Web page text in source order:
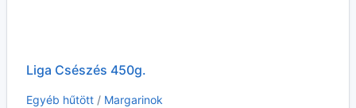
Liga Csészés 450g.
Egyéb hűtött / Margarinok